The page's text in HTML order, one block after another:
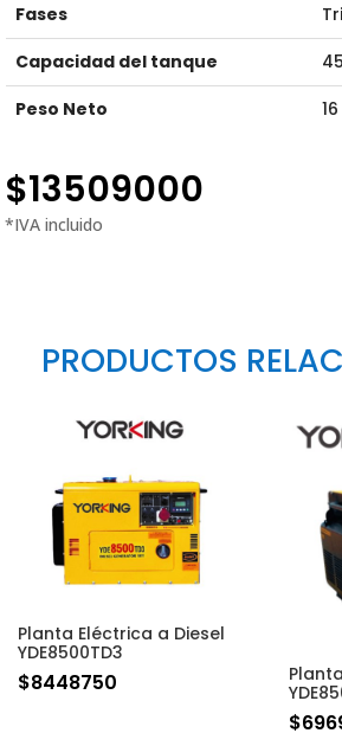
Fases
Capacidad del tanque
Peso Neto
16
$13509000
PRODUCTOS
Planta Eléctrica a Diesel
YDE8500TD3
$8448750
$